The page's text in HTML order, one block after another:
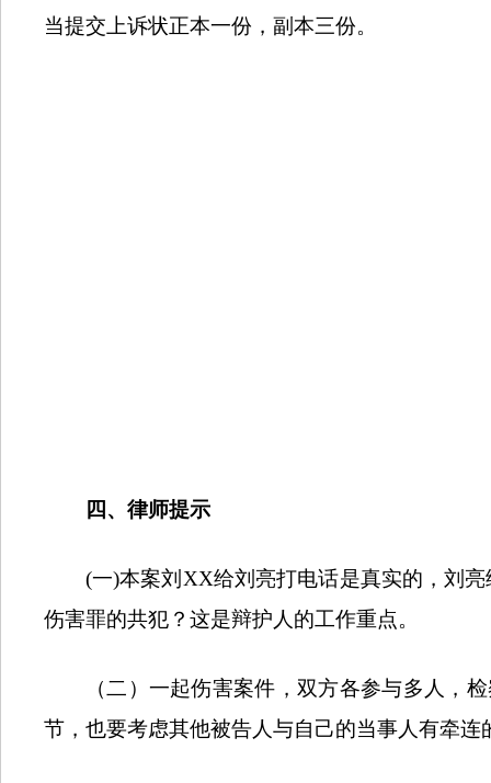
当提交上诉状正本一份，副本三份。
四、律师提示
(一)本案刘 XX给刘亮打电话是真实的，刘
伤害罪的共犯？这是辩护人的工作重点。
（二）一起伤害案件，双方各参与多人，
节，也要考虑其他被告人与自己的当事人有牵连